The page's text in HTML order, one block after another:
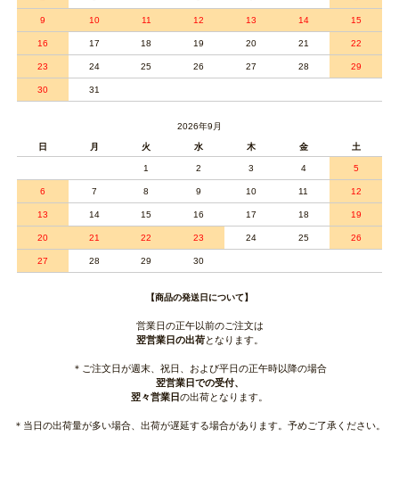
9 10 11 12 13 14 15
16 17 18 19 20 21 22
23 24 25 26 27 28 29
30 31
2026年9月
日 月 火 水 木 金 土
1 2 3 4 5
6 7 8 9 10 11 12
13 14 15 16 17 18 19
20 21 22 23 24 25 26
27 28 29 30
【商品の発送日について】
営業日の正午以前のご注文は
翌営業日の出荷となります。
＊ご注文日が週末、祝日、および平日の正午時以降の場合
翌営業日での受付、
翌々営業日の出荷となります。
＊当日の出荷量が多い場合、出荷が遅延する場合があります。予めご了承ください。